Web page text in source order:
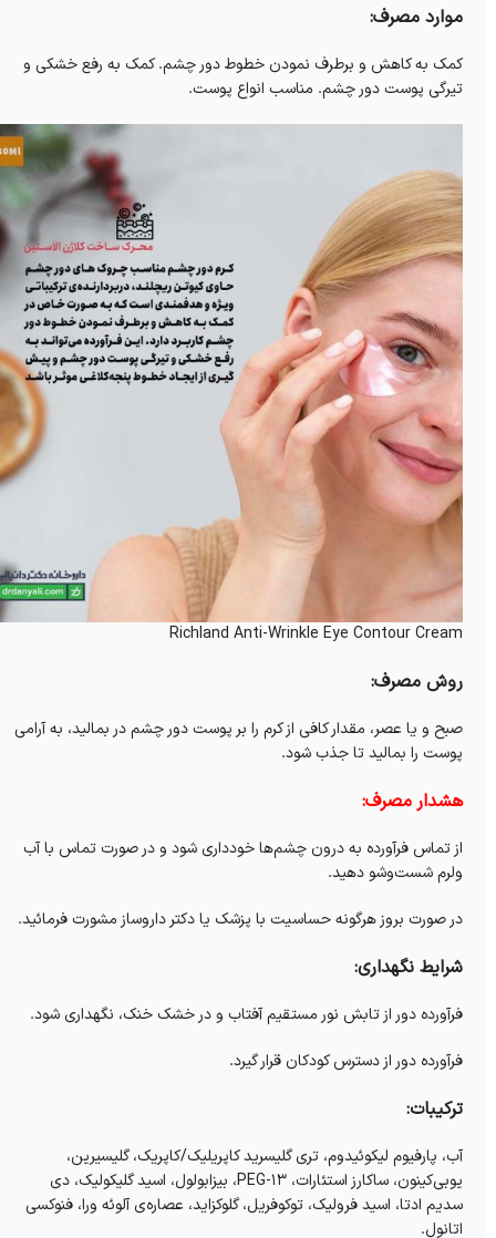
موارد مصرف:
کمک به کاهش و برطرف نمودن خطوط دور چشم. کمک به رفع خشکی و
تیرگی پوست دور چشم. مناسب انواع پوست.
Richland Anti-Wrinkle Eye Contour Cream
روش مصرف:
صبح و یا عصر، مقدار کافی از کرم را بر پوست دور چشم در بمالید، به آرامی
پوست را بمالید تا جذب شود.
هشدار مصرف:
از تماس فرآورده به درون چشم‌ها خودداری شود و در صورت تماس با آب
ولرم شست‌‌وشو دهید.
در صورت بروز هرگونه حساسیت با پزشک یا دکتر داروساز مشورت فرمائید.
شرایط نگهداری:
فرآورده دور از تابش نور مستقیم آفتاب و در خشک خنک، نگهداری شود.
فرآورده دور از دسترس کودکان قرار گیرد.
ترکیبات:
آب، پارفیوم لیکوئیدوم، تری گلیسرید کاپریلیک/کاپریک، گلیسیرین،
یوبی‌کینون، ساکارز استئارات، PEG-13، بیزابولول، اسید گلیکولیک، دی
سدیم ادتا، اسید فرولیک، توکوفریل، گلوکزاید، عصاره‌ی آلوئه ورا، فنوکسی
اتانول.